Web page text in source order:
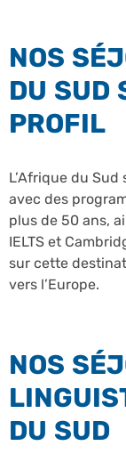
NOS
DU SUD
PROFIL
L’Afrique du
avec des
plus de 50 ans,
IELTS et
sur cette
vers l’Europe.
NOS
DU SUD